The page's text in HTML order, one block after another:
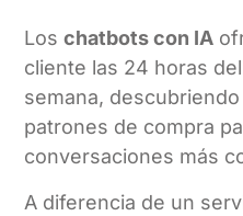
Loschatbots con IA
cliente las 24 horas
semana,
patrones de compra
conversaciones más
A diferencia de un